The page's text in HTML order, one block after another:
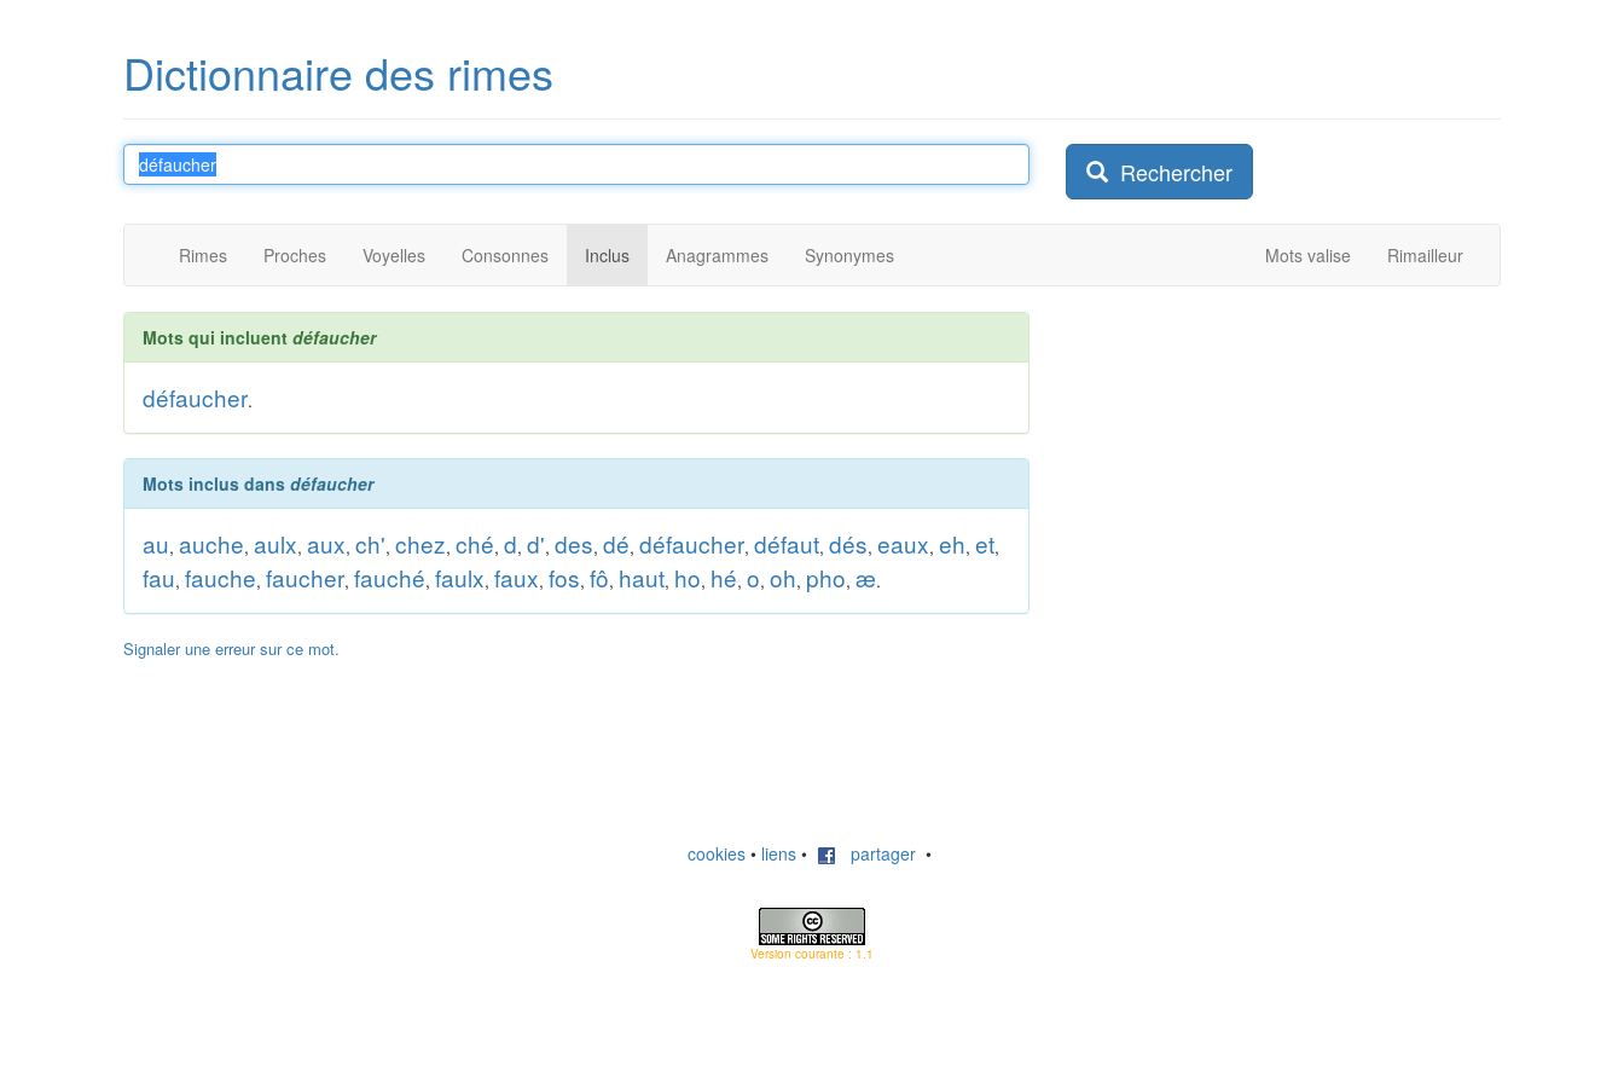
Dictionnaire des rimes
Rechercher
Rimes Proches Voyelles Consonnes Inclus Anagrammes Synonymes Mots valise Rimailleur
Mots qui incluent défaucher
défaucher.
Mots inclus dans défaucher
au, auche, aulx, aux, ch', chez, ché, d, d', des, dé, défaucher, défaut, dés, eaux, eh, et,
fau, fauche, faucher, fauché, faulx, faux, fos, fô, haut, ho, hé, o, oh, pho, æ.
Signaler une erreur sur ce mot.
cookies • liens • partager •
Version courante : 1.1